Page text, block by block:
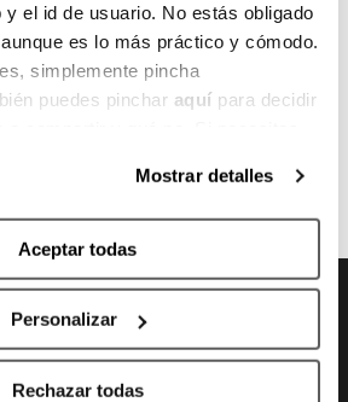
el id de usuario. No estás obligado
es lo más práctico y cómodo.
simplemente pincha
puedes pinchar aquí para decidir
Mostrar detalles
Aceptar todas
Personalizar
Rechazar todas